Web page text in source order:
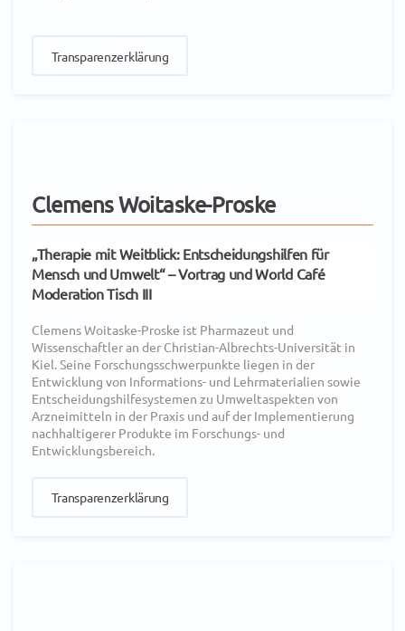
Transparenzerklärung
Clemens Woitaske-Proske
„Therapie mit Weitblick: Entscheidungshilfen für
Mensch und Umwelt“– Vortrag undWorld Café
Moderation Tisch III
Clemens Woitaske-Proske ist Pharmazeut und
Wissenschaftler an der Christian-Albrechts-Universität in
Kiel. Seine Forschungsschwerpunkte liegen in der
Entwicklung von Informations- und Lehrmaterialien sowie
Entscheidungshilfesystemen zu Umweltaspekten von
Arzneimitteln in der Praxis und auf der Implementierung
nachhaltigerer Produkte im Forschungs- und
Entwicklungsbereich.
Transparenzerklärung